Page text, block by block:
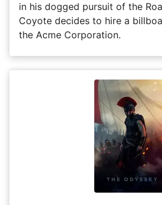
in his dogged pursuit of the
Coyote decides to hire a
the Acme Corporation.